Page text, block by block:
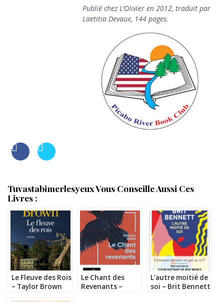
Publié chez L’Olivier en 2012, traduit par
Laetitia Devaux, 144 pages.
Tuvastabimerlesyeux Vous Conseille Aussi Ces
Livres :
Le Fleuve des Rois
– Taylor Brown
Le Chant des
Revenants –
L’autre moitié de
soi – Brit Bennett